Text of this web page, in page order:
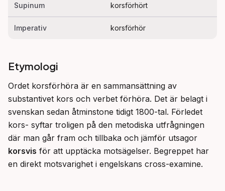
Supinum korsförhört
Imperativ korsförhör
Etymologi
Ordet korsförhöra är en sammansättning av
substantivet kors och verbet förhöra. Det är belagt i
svenskan sedan åtminstone tidigt 1800-tal. Förledet
kors- syftar troligen på den metodiska utfrågningen
korsvis för att upptäcka motsägelser. Begreppet har
en direkt motsvarighet i engelskans cross-examine.